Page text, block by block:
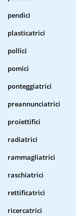
pendici
plasticatrici
pollici
pomici
ponteggiatrici
preannunciatrici
proiettifici
radiatrici
rammagliatrici
raschiatrici
rettificatrici
ricercatrici